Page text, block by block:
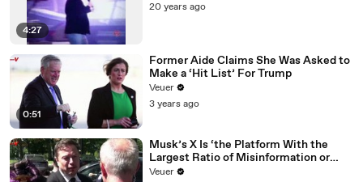
4:27
20 years ago
0:51
Former Aide Claims She Was Asked to
Make a ‘Hit List’ For Trump
Veuer
3 years ago
Musk’s X Is ‘the Platform With the
Largest Ratio of Misinformation or
Disinformation’ Amongst All Social
Veuer